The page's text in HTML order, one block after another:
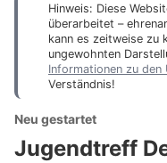
Hinweis: Diese
überarbeitet –
kann es zeitweise zu
ungewohnten
Informationen zu den
Verständnis!
Neu gestartet
Jugendtreff